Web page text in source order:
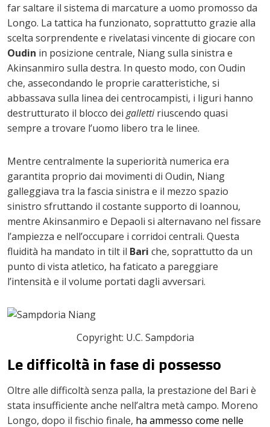
far saltare il sistema di marcature a uomo promosso da
Longo. La tattica ha funzionato, soprattutto grazie alla
scelta sorprendente e rivelatasi vincente di giocare con
Oudin in posizione centrale, Niang sulla sinistra e
Akinsanmiro sulla destra. In questo modo, con Oudin
che, assecondando le proprie caratteristiche, si
abbassava sulla linea dei centrocampisti, i liguri hanno
destrutturato il blocco dei gallettiriuscendo quasi
sempre a trovare l’uomo libero tra le linee.
Mentre centralmente la superiorità numerica era
garantita proprio dai movimenti di Oudin, Niang
galleggiava tra la fascia sinistra e il mezzo spazio
sinistro sfruttando il costante supporto di Ioannou,
mentre Akinsanmiro e Depaoli si alternavano nel fissare
l’ampiezza e nell’occupare i corridoi centrali. Questa
fluidità ha mandato in tilt il Bari che, soprattutto da un
punto di vista atletico, ha faticato a pareggiare
l’intensità e il volume portati dagli avversari.
Copyright: U.C. Sampdoria
Le difficoltà in fase di possesso
Oltre alle difficoltà senza palla, la prestazione del Bari è
stata insufficiente anche nell’altra metà campo. Moreno
Longo, dopo il fischio finale, ha ammesso come nelle